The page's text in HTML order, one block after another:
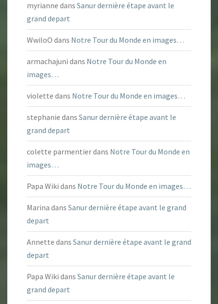
myrianne dans Sanur dernière étape avant le
grand depart
WwiloO dans Notre Tour du Monde en images…
armachajuni dans Notre Tour du Monde en
images…
violette dans Notre Tour du Monde en images…
stephanie dans Sanur dernière étape avant le
grand depart
colette parmentierdans Notre Tour du Monde en
images…
Papa Wiki dans Notre Tour du Monde en images…
Marina dans Sanur dernière étape avant le grand
depart
Annette dans Sanur dernière étape avant le grand
depart
Papa Wiki dans Sanur dernière étape avant le
grand depart